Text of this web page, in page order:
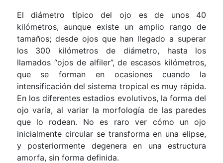
El diámetro típico del ojo es de unos 40
kilómetros, aunque existe un amplio rango de
tamaños; desde ojos que han llegado a superar
los 300 kilómetros de diámetro, hasta los
llamados “ojos de alfiler”, de escasos kilómetros,
que se forman en ocasiones cuando la
intensificación del sistema tropical es muy rápida.
En los diferentes estadios evolutivos, la forma del
ojo varía, al variar la morfología de las paredes
que lo rodean. No es raro ver cómo un ojo
inicialmente circular se transforma en una elipse,
y posteriormente degenera en una estructura
amorfa, sin forma definida.